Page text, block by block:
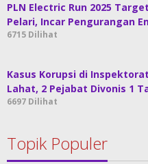
PLN Electric Run 2025
Pelari, Incar Pengurangan
6715 Dilihat
Kasus Korupsi di
Lahat, 2 Pejabat Divonis 1
6697 Dilihat
Topik Populer